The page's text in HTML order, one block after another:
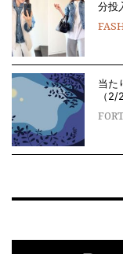
分投
当た
（